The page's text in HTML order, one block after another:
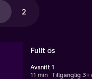
2
Fullt ös
Avsnitt 1
11 min Tillgänglig 3+